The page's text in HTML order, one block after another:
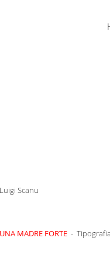
Luigi Scanu
UNA MADRE FORTE -